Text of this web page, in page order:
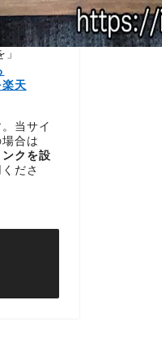
天
当サイ
合は
ンクを設
ださ